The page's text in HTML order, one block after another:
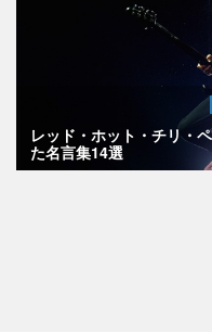
レッド・ホット・チリ・
た名言集14選